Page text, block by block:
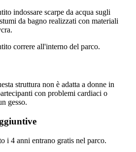
indossare scarpe da acqua sugli
da bagno realizzati con materiali
correre all'interno del parco.
struttura non è adatta a donne in
con problemi cardiaci o
gesso.
i 4 anni entrano gratis nel parco.